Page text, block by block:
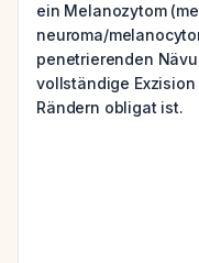
ein Melanozytom
neuroma/
penetrierenden
vollständige
Rändern obligat ist.